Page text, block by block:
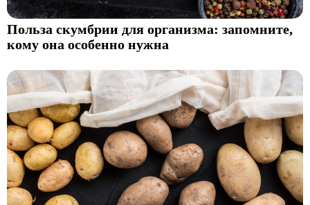
Польза скумбрии для организма: запомните,
кому она особенно нужна